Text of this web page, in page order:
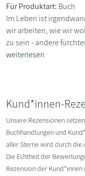
Für Produktart: Buch
Im Leben ist
wir arbeiten, wie wir
zu sein - andere
weiterlesen
Kund*innen-
Unsere Rezensionen
Buchhandlungen und
aller Sterne wird durch die
Die Echtheit der
Rezension der